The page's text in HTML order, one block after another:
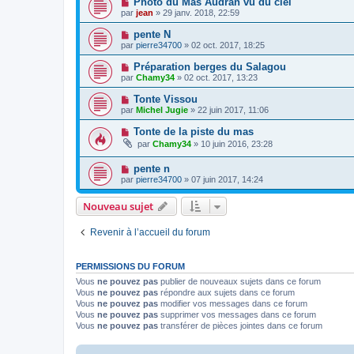
par jean » 29 janv. 2018, 22:59
pente N
par pierre34700 » 02 oct. 2017, 18:25
Préparation berges du Salagou
par Chamy34 » 02 oct. 2017, 13:23
Tonte Vissou
par Michel Jugie » 22 juin 2017, 11:06
Tonte de la piste du mas
par Chamy34 » 10 juin 2016, 23:28
pente n
par pierre34700 » 07 juin 2017, 14:24
Nouveau sujet
Revenir à l’accueil du forum
PERMISSIONS DU FORUM
Vous ne pouvez pas publier de nouveaux sujets dans ce forum
Vous ne pouvez pas répondre aux sujets dans ce forum
Vous ne pouvez pas modifier vos messages dans ce forum
Vous ne pouvez pas supprimer vos messages dans ce forum
Vous ne pouvez pas transférer de pièces jointes dans ce forum